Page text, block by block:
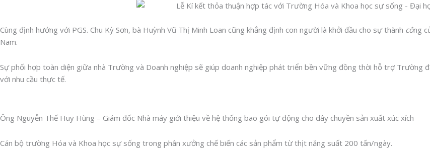
Cùng định hướng với PGS. Chu Kỳ Sơn, bà Huỳnh Vũ Thị Minh Loan cũng khẳng định con người là khởi đầu cho sự thành công
Nam.
Sự phối hợp toàn diện giữa nhà Trường và Doanh nghiệp sẽ giúp doanh nghiệp phát triển bền vững đồng thời hỗ trợ
với nhu cầu thực tế.
Ông Nguyễn Thế Huy Hùng – Giám đốc Nhà máy giới thiệu về hệ thống bao gói tự động cho dây chuyền sản xuất xúc xích
Cán bộ trường Hóa và Khoa học sự sống trong phân xưởng chế biến các sản phẩm từ thịt năng suất 200 tấn/ngày.